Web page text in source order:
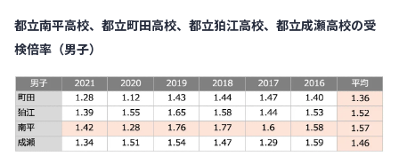
都立南平高校、都立町田高校、都立狛江高校、都立成瀬高校の受
検倍率（男子）